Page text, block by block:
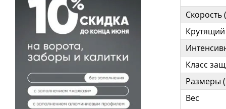
Класс
Размеры
Вес